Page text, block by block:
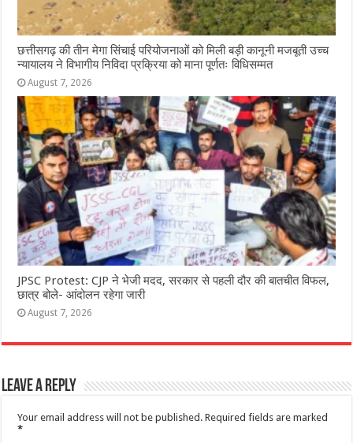
छत्तीसगढ़ की तीन मेगा सिंचाई परियोजनाओं को मिली बड़ी कानूनी मजबूती उच्च
न्यायालय ने विभागीय निविदा प्रक्रिया को माना पूर्णतः विधिसम्मत
August 7, 2026
JPSC Protest: CJP ने भेजी मदद, सरकार से पहली दौर की बातचीत विफल,
छात्र बोले- आंदोलन रहेगा जारी
August 7, 2026
Leave a Reply
Your email address will not be published. Required fields are marked
*